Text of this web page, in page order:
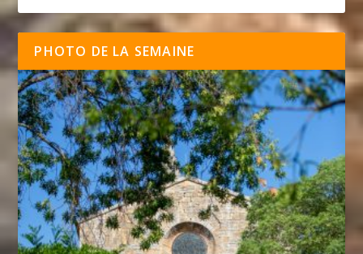
PHOTO DE LA SEMAINE